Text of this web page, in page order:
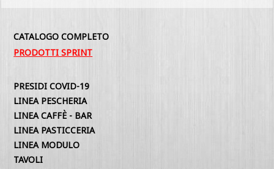
CATALOGO COMPLETO
PRODOTTI SPRINT
PRESIDI COVID-19
LINEA PESCHERIA
LINEA CAFFÈ - BAR
LINEA PASTICCERIA
LINEA MODULO
TAVOLI